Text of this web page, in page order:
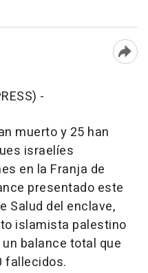
-
muerto y 25 han
israelíes
en la Franja de
presentado este
Salud del enclave,
islamista palestino
balance total que
fallecidos.